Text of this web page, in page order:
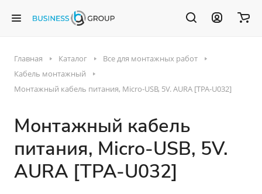
Главная Каталог
Все для монтажных работ
Кабель монтажный
Монтажный кабель питания, Micro-USB, 5V. AURA [TPA-U032]
Монтажный кабель
питания, Micro-USB, 5V.
AURA [TPA-U032]